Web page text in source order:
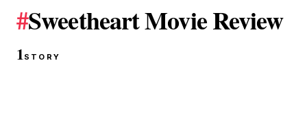
#Sweetheart Movie Review
1STORY